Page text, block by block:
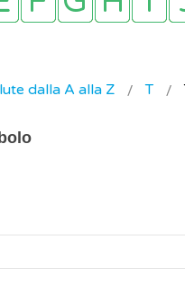
dalla A alla Z T